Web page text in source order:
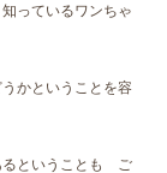
っているワンちゃ
かということを容
るということも ご